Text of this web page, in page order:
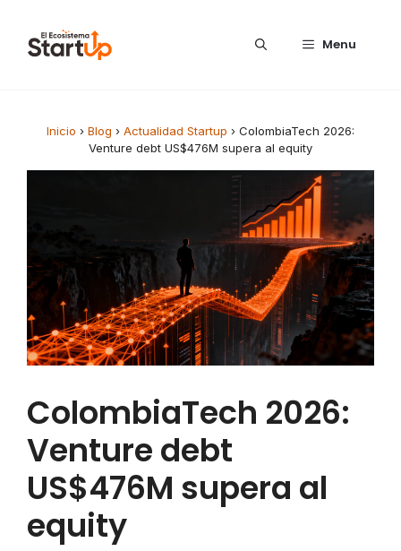
Menu
Inicio › Blog › Actualidad Startup › ColombiaTech 2026:
Venture debt US$476M supera al equity
ColombiaTech 2026:
Venture debt
US$476M supera al
equity